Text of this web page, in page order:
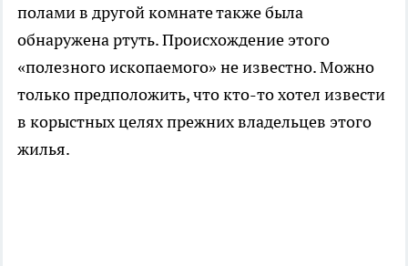
полами в другой комнате также была
обнаружена ртуть. Происхождение этого
«полезного ископаемого» не известно. Можно
только предположить, что кто-то хотел извести
в корыстных целях прежних владельцев этого
жилья.